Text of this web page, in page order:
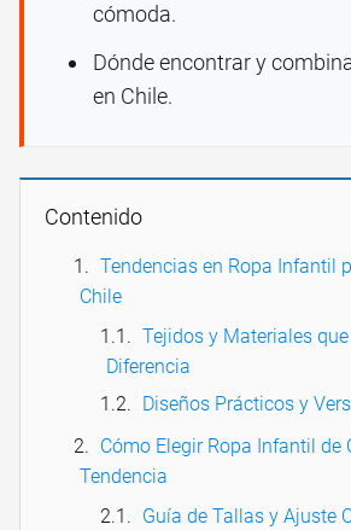
cómoda.
Dónde encontrar y
en Chile.
Contenido
Tendencias en Ropa Infantil
Chile
Tejidos y Materiales
Diferencia
Diseños Prácticos y
Cómo Elegir Ropa Infantil de
Tendencia
Guía de Tallas y Ajuste